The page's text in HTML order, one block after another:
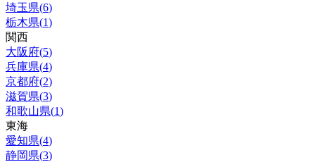
埼玉県(6)
栃木県(1)
関西
大阪府(5)
兵庫県(4)
京都府(2)
滋賀県(3)
和歌山県(1)
東海
愛知県(4)
静岡県(3)